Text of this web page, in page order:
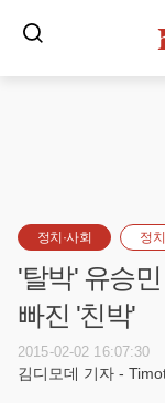
정치·사회 정치
'탈박' 유승
빠진 '친박'
2015-02-02 16:07:30
김디모데 기자 -